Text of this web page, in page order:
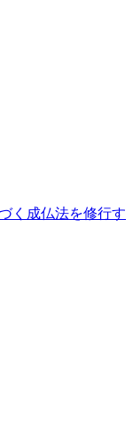
く成仏法を修行す